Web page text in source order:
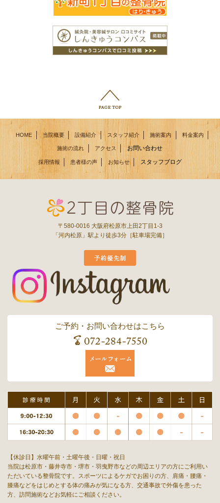
HOME 当院概要 設備紹介 スタッフ紹介 施術案内 料金案内
施術の流れ アクセス お問い合わせ
採用情報 患者様の声 お知らせ スタッフブログ
〒580-0016 大阪府松原市上田2丁目1-3
「河内松原」駅より徒歩3分［駐車場完備］
ご予約・お問い合わせはこちら
【休診日】水曜午前・土曜午後・日曜・祝日
当院は松原市・藤井寺市・堺市・羽曳野市などの周辺エリアの方にご利用い
ただいている整骨院です。スポーツによるケガでお困りの方、肩痛・腰痛・
膝痛などをはじめとする体の痛みが気になる方、交通事故で外傷を患った
方、訪問施術などお気軽にご相談ください。